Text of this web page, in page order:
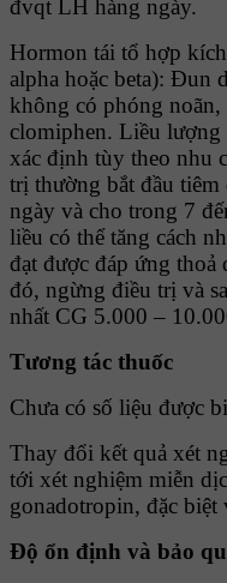
đvqt LH hàng ngày.
Hormon tái tổ hợp
alpha hoặc beta): Ðun
không có phóng
clomiphen. Liều lượng
xác định tùy theo nhu
trị thường bắt đầu
ngày và cho trong 7
liều có thể tăng cách
đạt được đáp ứng
đó, ngừng điều trị và
nhất CG 5.000 –
Tương tác thuốc
Chưa có số liệu được
Thay đổi kết quả xét
tới xét nghiệm miễn
gonadotropin, đặc
Ðộ ổn định và bảo